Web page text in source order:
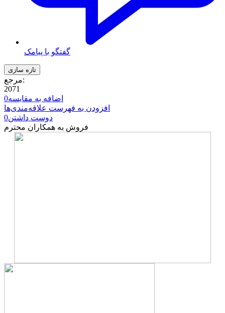
گفتگو با پیامک
مرجع:
2071
اضافه به مقایسه0
افزودن به فهرست علاقه‌مندی‌ها
دوست داشتن0
فروش به همکاران محترم